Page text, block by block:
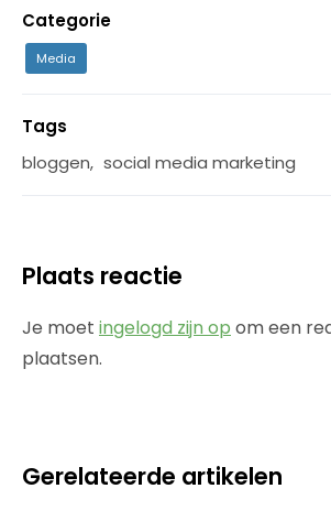
Categorie
Media
Tags
bloggen, social media marketing
Plaats reactie
Je moet ingelogd zijn op om een
plaatsen.
Gerelateerde artikelen